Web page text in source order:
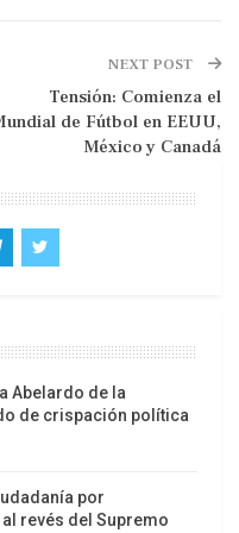
venezolano, Nicolás
el istmo ha
la diana
Esta asimetría de
drástica en la
NEXT POST
Tensión: Comienza el
de Fútbol en EEUU,
México y Canadá
Abelardo de la
de crispación política
por
revés del Supremo